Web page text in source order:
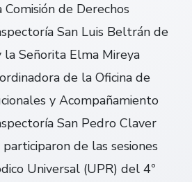
de Derechos
San Luis Beltrán de
Señorita Elma Mireya
de la Oficina de
y Acompañamiento
San Pedro Claver
de las sesiones
Universal (UPR) del 4º